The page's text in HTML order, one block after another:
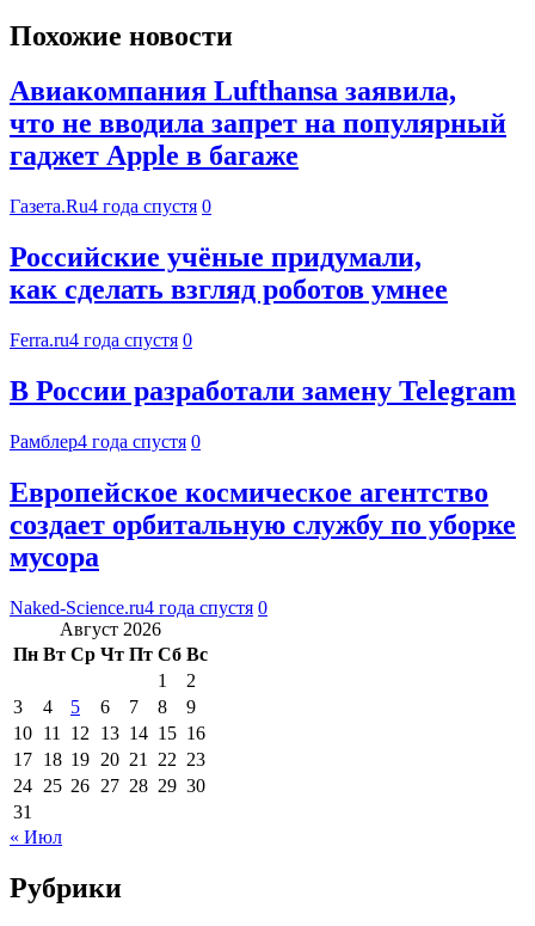
Похожие новости
Авиакомпания Lufthansa заявила,
что не вводила запрет на популярный
гаджет Apple в багаже
Газета.Ru4 года спустя 0
Российские учёные придумали,
как сделать взгляд роботов умнее
Ferra.ru4 года спустя 0
В России разработали замену Telegram
Рамблер4 года спустя 0
Европейское космическое агентство
создает орбитальную службу по уборке
мусора
Naked-Science.ru4 года спустя 0
Август 2026
Пн Вт Ср Чт Пт Сб Вс
1
2
3
4 5 6 7 8
9
10 11 12 13 14 15 16
17 18 19 20 21 22 23
24 25 26 27 28 29 30
31
« Июл
Рубрики